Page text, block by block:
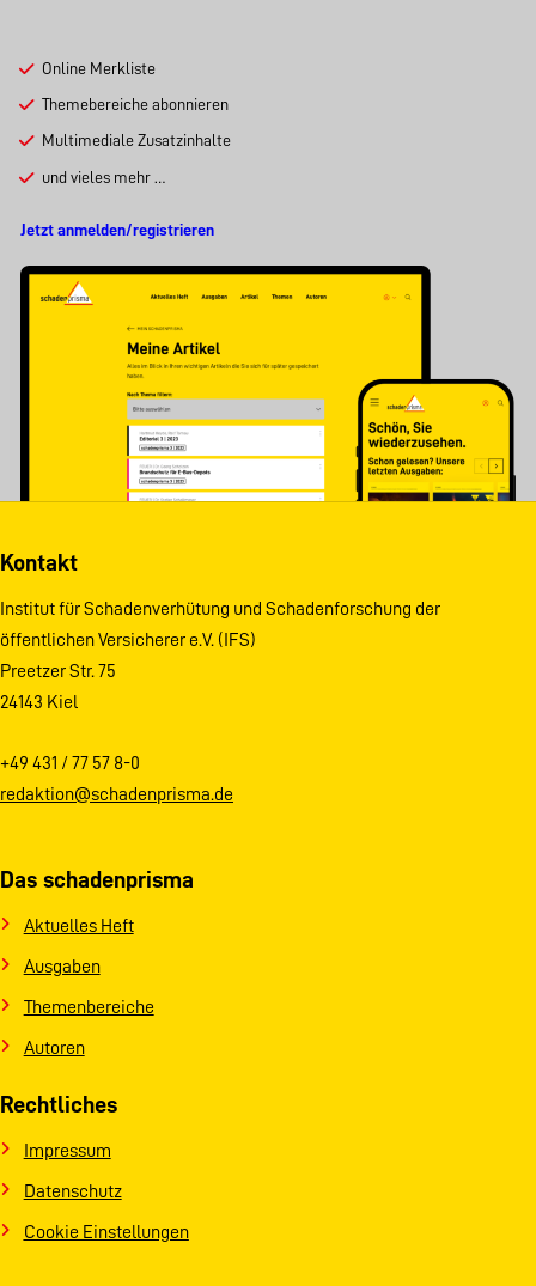
Online Merkliste
Themebereiche abonnieren
Multimediale Zusatzinhalte
und vieles mehr …
Jetzt anmelden/registrieren
Kontakt
Institut für Schadenverhütung und Schadenforschung der
öffentlichen Versicherer e.V. (IFS)
Preetzer Str. 75
24143 Kiel
+49 431 / 77 57 8-0
redaktion@schadenprisma.de
Das schadenprisma
Aktuelles Heft
Ausgaben
Themenbereiche
Autoren
Rechtliches
Impressum
Datenschutz
Cookie Einstellungen